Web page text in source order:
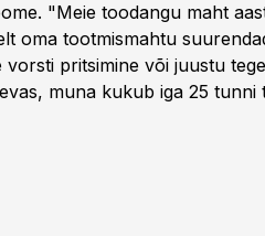
"Meie toodangu maht
oma tootmismahtu
pritsimine või juustu
muna kukub iga 25 tunni